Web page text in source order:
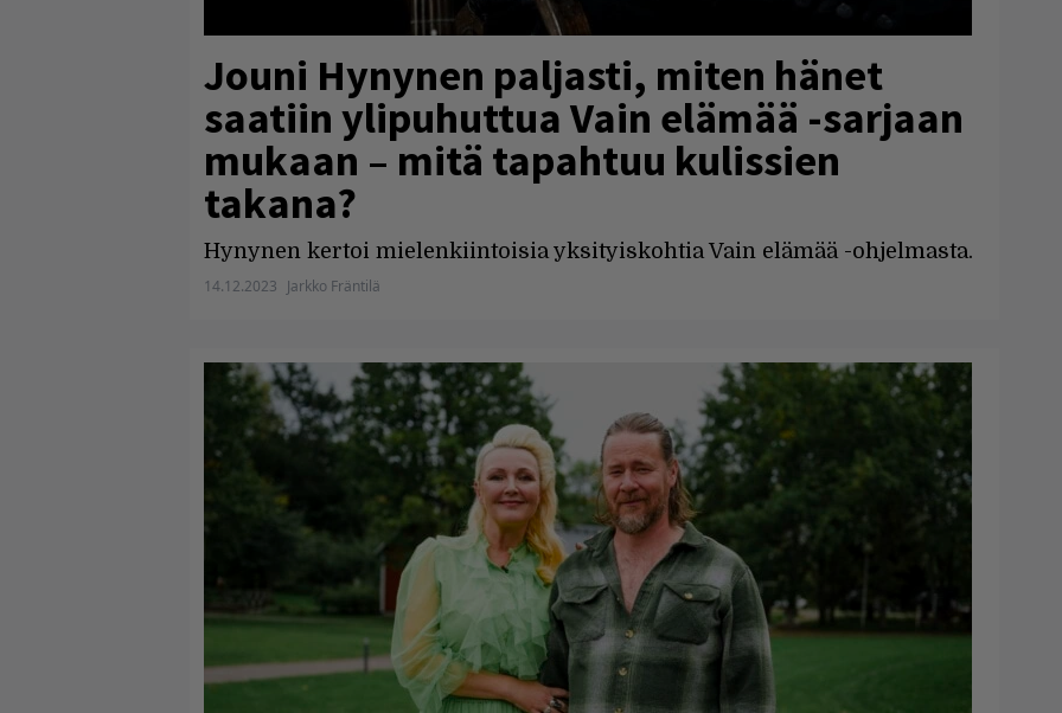
Jouni Hynynen paljasti, miten hänet
saatiin ylipuhuttua Vain elämää -sarjaan
mukaan – mitä tapahtuu kulissien
takana?
Hynynen kertoi mielenkiintoisia yksityiskohtia Vain elämää -ohjelmasta.
14.12.2023 Jarkko Fräntilä